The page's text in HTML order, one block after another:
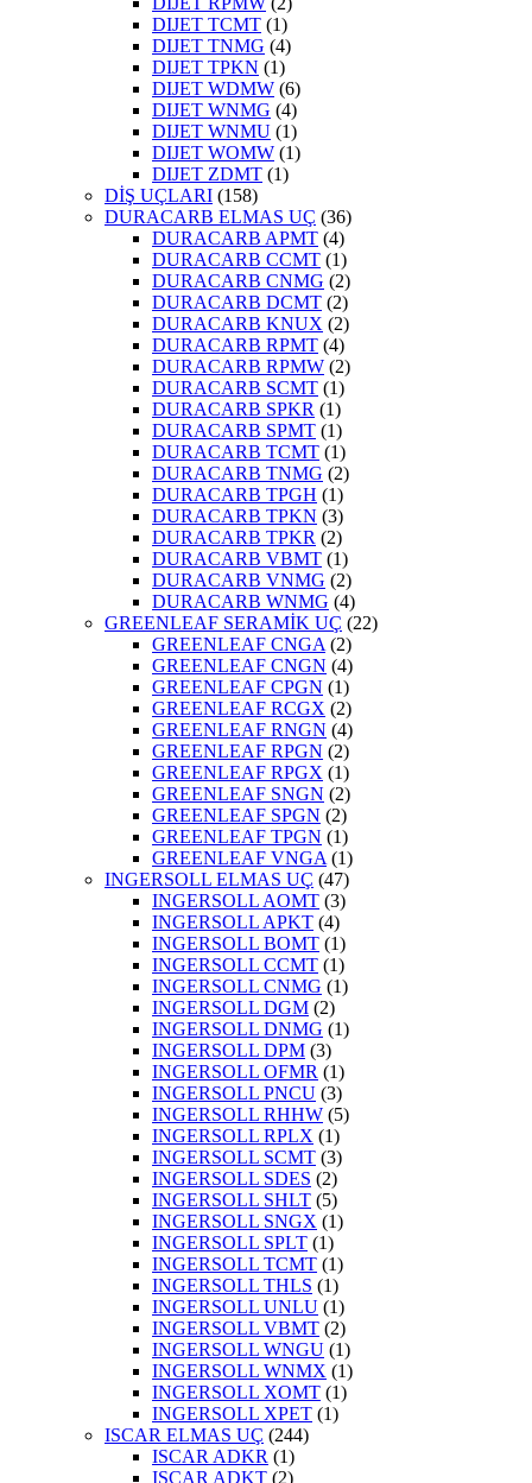
DIJET TCMT (1)
DIJET TNMG (4)
DIJET TPKN (1)
DIJET WDMW (6)
DIJET WNMG (4)
DIJET WNMU (1)
DIJET WOMW (1)
DIJET ZDMT (1)
DİŞ UÇLARI (158)
DURACARB ELMAS UÇ (36)
DURACARB APMT (4)
DURACARB CCMT (1)
DURACARB CNMG (2)
DURACARB DCMT (2)
DURACARB KNUX (2)
DURACARB RPMT (4)
DURACARB RPMW (2)
DURACARB SCMT (1)
DURACARB SPKR (1)
DURACARB SPMT (1)
DURACARB TCMT (1)
DURACARB TNMG (2)
DURACARB TPGH (1)
DURACARB TPKN (3)
DURACARB TPKR (2)
DURACARB VBMT (1)
DURACARB VNMG (2)
DURACARB WNMG (4)
GREENLEAF SERAMİK UÇ (22)
GREENLEAF CNGA (2)
GREENLEAF CNGN (4)
GREENLEAF CPGN (1)
GREENLEAF RCGX (2)
GREENLEAF RNGN (4)
GREENLEAF RPGN (2)
GREENLEAF RPGX (1)
GREENLEAF SNGN (2)
GREENLEAF SPGN (2)
GREENLEAF TPGN (1)
GREENLEAF VNGA (1)
INGERSOLL ELMAS UÇ (47)
INGERSOLL AOMT (3)
INGERSOLL APKT (4)
INGERSOLL BOMT (1)
INGERSOLL CCMT (1)
INGERSOLL CNMG (1)
INGERSOLL DGM (2)
INGERSOLL DNMG (1)
INGERSOLL DPM (3)
INGERSOLL OFMR (1)
INGERSOLL PNCU (3)
INGERSOLL RHHW (5)
INGERSOLL RPLX (1)
INGERSOLL SCMT (3)
INGERSOLL SDES (2)
INGERSOLL SHLT (5)
INGERSOLL SNGX (1)
INGERSOLL SPLT (1)
INGERSOLL TCMT (1)
INGERSOLL THLS (1)
INGERSOLL UNLU (1)
INGERSOLL VBMT (2)
INGERSOLL WNGU (1)
INGERSOLL WNMX (1)
INGERSOLL XOMT (1)
INGERSOLL XPET (1)
ISCAR ELMAS UÇ (244)
ISCAR ADKR (1)
ISCAR ADKT (2)